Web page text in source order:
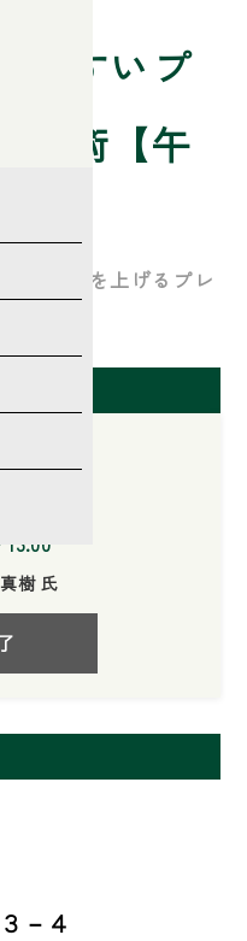
やすいプ
成術【午
、成果を上げるプレ
火)
13:00
樹 氏
－４